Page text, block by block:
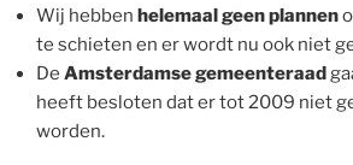
Wij hebben helemaal geen plannen
te schieten en er wordt nu ook niet
De Amsterdamse gemeenteraad
heeft besloten dat er tot 2009 niet
worden.